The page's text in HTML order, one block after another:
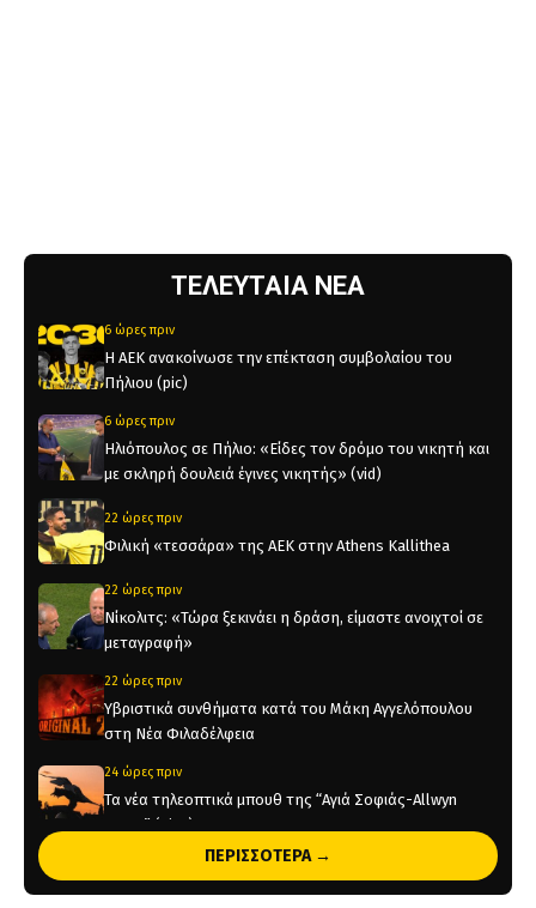
ΤΕΛΕΥΤΑΙΑ ΝΕΑ
6 ώρες πριν
Η ΑΕΚ ανακοίνωσε την επέκταση συμβολαίου του
Πήλιου (pic)
6 ώρες πριν
Ηλιόπουλος σε Πήλιο: «Είδες τον δρόμο του νικητή και
με σκληρή δουλειά έγινες νικητής» (vid)
22 ώρες πριν
Φιλική «τεσσάρα» της ΑΕΚ στην Athens Kallithea
22 ώρες πριν
Νίκολιτς: «Τώρα ξεκινάει η δράση, είμαστε ανοιχτοί σε
μεταγραφή»
22 ώρες πριν
Υβριστικά συνθήματα κατά του Μάκη Αγγελόπουλου
στη Νέα Φιλαδέλφεια
24 ώρες πριν
Τα νέα τηλεοπτικά μπουθ της “Αγιά Σοφιάς-Allwyn
Arena” (pics)
Η ενδεκάδα της ΑΕΚ στο φιλικό με την Athens Kallithea
ΠΕΡΙΣΣΟΤΕΡΑ →